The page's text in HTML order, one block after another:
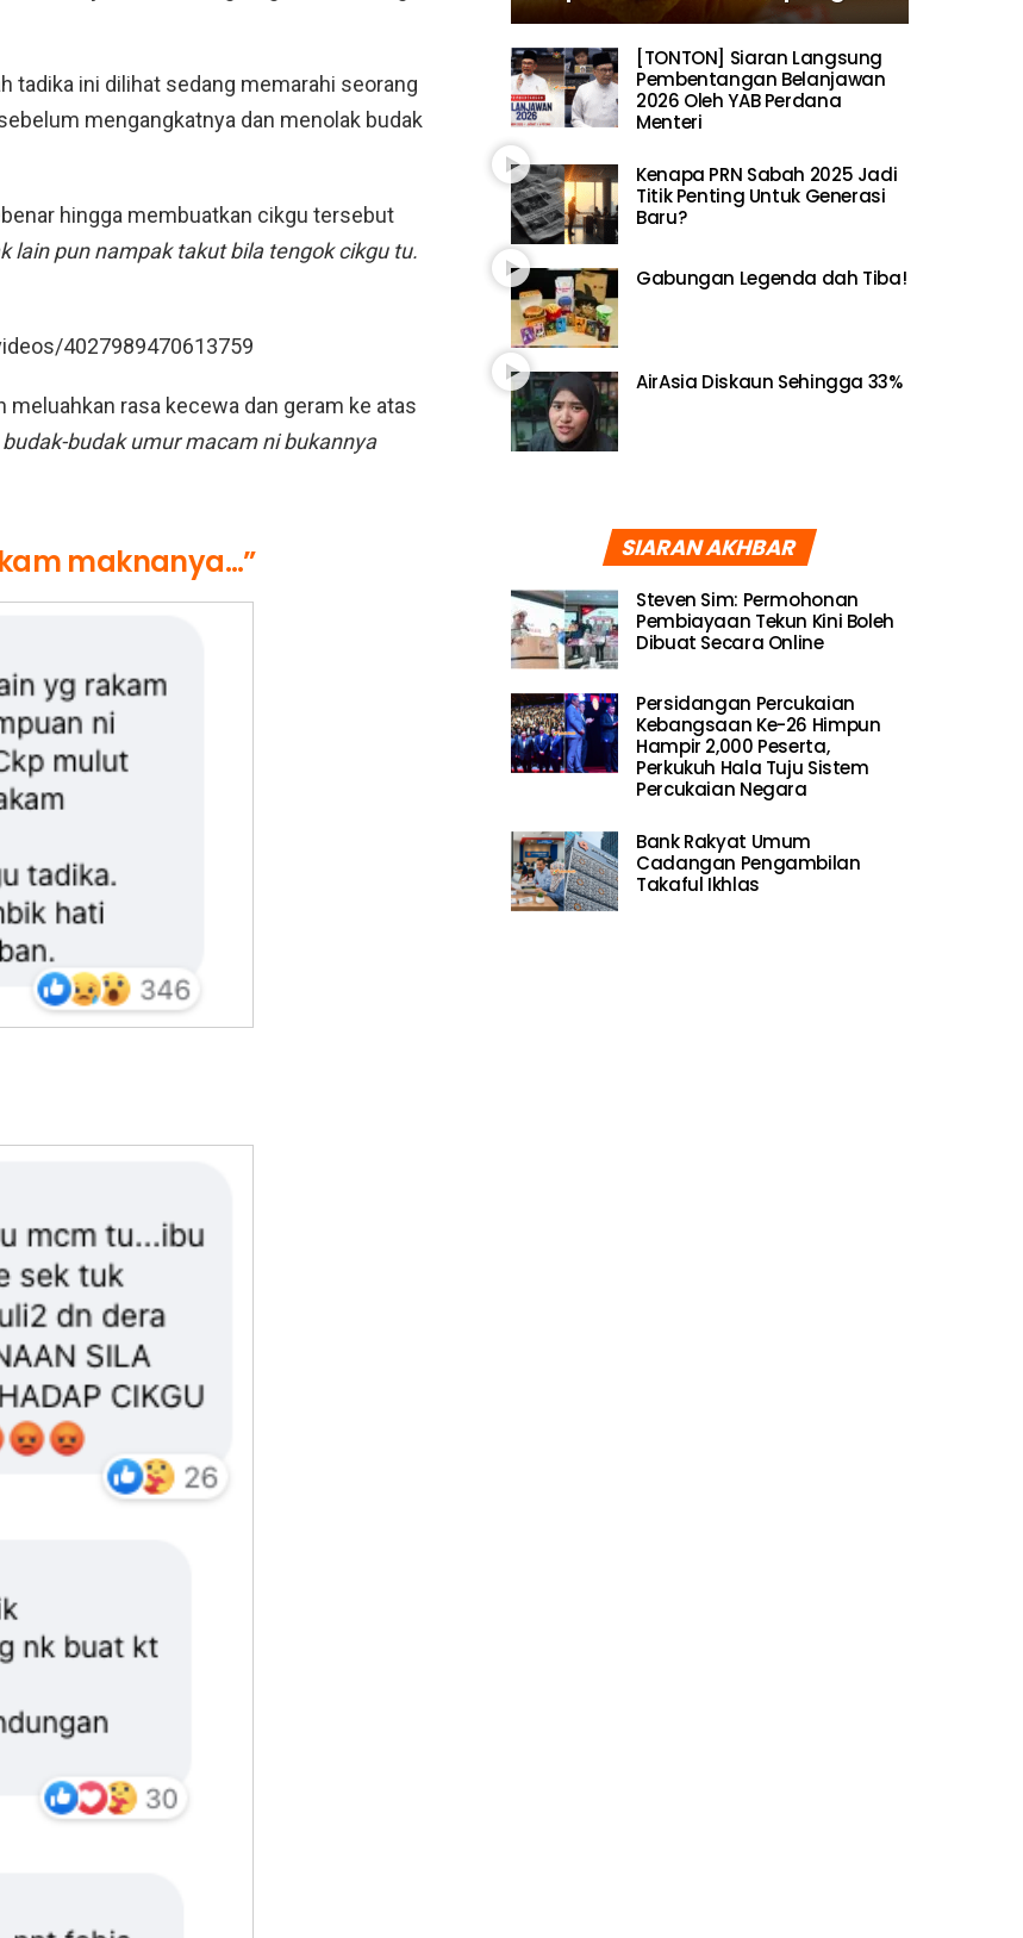
tadika ini dilihat sedang memarahi seorang
mengangkatnya dan menolak budak
hingga membuatkan cikgu tersebut
lain pun nampak takut bila tengok cikgu tu.
4027989470613759
meluahkan rasa kecewa dan geram ke atas
budak-budak umur macam ni bukannya
maknanya…”
[TONTON] Siaran Langsung
Pembentangan Belanjawan
2026 Oleh YAB Perdana
Menteri
Kenapa PRN Sabah 2025 Jadi
Titik Penting Untuk Generasi
Baru?
Gabungan Legenda dah Tiba!
AirAsia Diskaun Sehingga 33%
SIARAN AKHBAR
Steven Sim: Permohonan
Pembiayaan Tekun Kini Boleh
Dibuat Secara Online
Persidangan Percukaian
Kebangsaan Ke-26 Himpun
Hampir 2,000 Peserta,
Perkukuh Hala Tuju Sistem
Percukaian Negara
Bank Rakyat Umum
Cadangan Pengambilan
Takaful Ikhlas